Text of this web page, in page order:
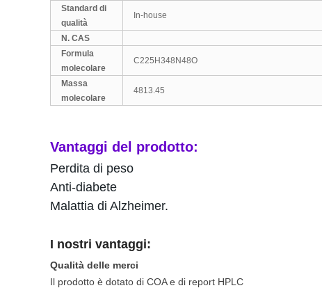
Standard di
qualità
In-house
N. CAS
Formula
molecolare
C225H348N48O
Massa
molecolare
4813.45
Vantaggi del prodotto:
Perdita di peso
Anti-diabete
Malattia di Alzheimer.
I nostri vantaggi:
Qualità delle merci
Il prodotto è dotato di COA e di report HPLC